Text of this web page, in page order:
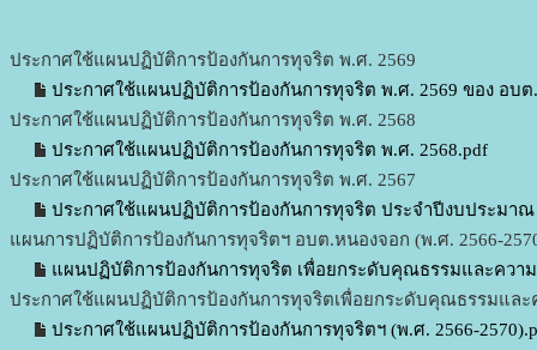
ประกาศใช้แผนปฏิบัติการป้องกันการทุจริต พ.ศ. 2569
ประกาศใช้แผนปฏิบัติการป้องกันการทุจริต พ.ศ. 2569 ของ อบ
ประกาศใช้แผนปฏิบัติการป้องกันการทุจริต พ.ศ. 2568
ประกาศใช้แผนปฏิบัติการป้องกันการทุจริต พ.ศ. 2568.pdf
ประกาศใช้แผนปฏิบัติการป้องกันการทุจริต พ.ศ. 2567
ประกาศใช้แผนปฏิบัติการป้องกันการทุจริต ประจำปีงบประมาณ
แผนการปฏิบัติการป้องกันการทุจริตฯ อบต.หนองจอก (พ.ศ. 2566-
แผนปฏิบัติการป้องกันการทุจริต เพื่อยกระดับคุณธรรมและความ
ประกาศใช้แผนปฏิบัติการป้องกันการทุจริตเพื่อยกระดับคุณธรรมและ
ประกาศใช้แผนปฏิบัติการป้องกันการทุจริตฯ (พ.ศ. 2566-